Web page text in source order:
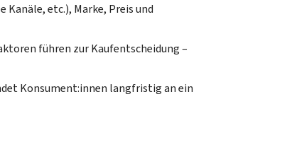
etc.), Marke, Preis und
führen zur Kaufentscheidung –
Konsument:innen langfristig an ein